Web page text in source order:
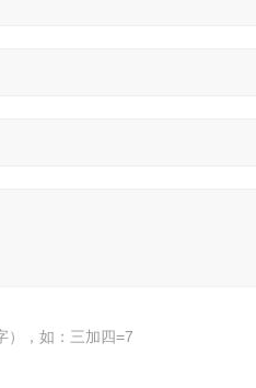
），如：三加四=7